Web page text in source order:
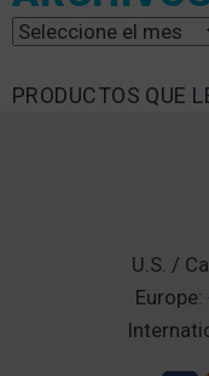
Archivos
PRODUCTOS QUE
U.S. /
Europe: